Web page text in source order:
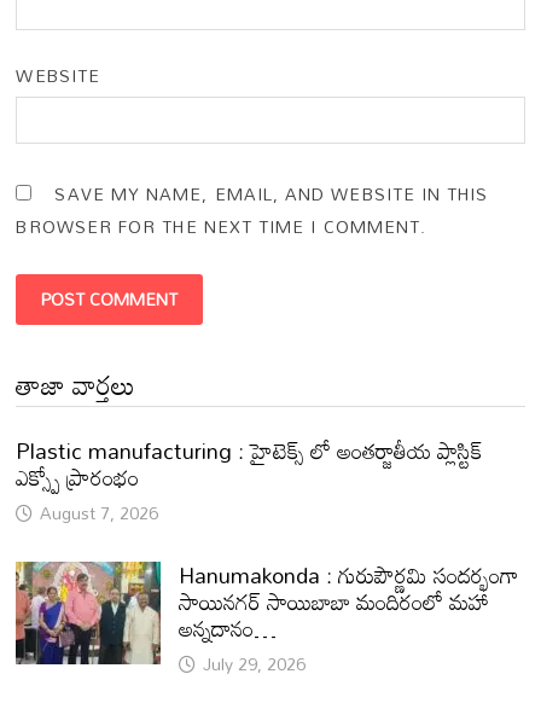
WEBSITE
SAVE MY NAME, EMAIL, AND WEBSITE IN THIS
BROWSER FOR THE NEXT TIME I COMMENT.
తాజా వార్తలు
Plastic manufacturing : హైటెక్స్ లో అంతర్జాతీయ ప్లాస్టిక్
ఎక్స్పో ప్రారంభం
August 7, 2026
Hanumakonda : గురుపౌర్ణమి సందర్భంగా
సాయినగర్‌ సాయిబాబా మందిరంలో మహా
అన్నదానం…
July 29, 2026